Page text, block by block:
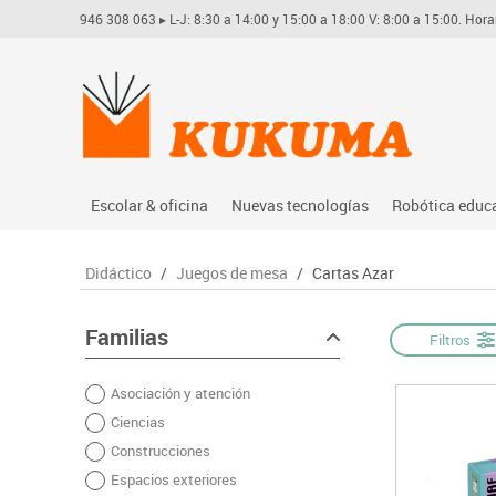
946 308 063 ▸ L-J: 8:30 a 14:00 y 15:00 a 18:00 V: 8:00 a 15:00.
Escolar & oficina
Archivo
Dibujo técnico y artístico
Escritura y corrección
Higiene
Informática
Manualidades
Material escolar
Nuevas tecnologías
Audio
Mobiliario tecnológico
Monitores interactivos
Robótica
Lego
Didáctico / Juegos de mesa / Cartas Azar
Familias
Asociación y atención
Ciencias
Construcciones
Espacios exteriores
Filtros